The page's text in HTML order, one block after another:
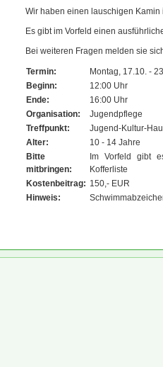
Wir haben einen lauschigen
Es gibt im Vorfeld einen
Bei weiteren Fragen melden sie
Termin:
Montag, 17.10. -
Beginn:
12:00 Uhr
Ende:
16:00 Uhr
Organisation:
Jugendpflege
Treffpunkt:
Jugend-Kultur-
Alter:
10 - 14 Jahre
Bitte
mitbringen:
Im Vorfeld gibt
Kofferliste
Kostenbeitrag: 150,- EUR
Hinweis: